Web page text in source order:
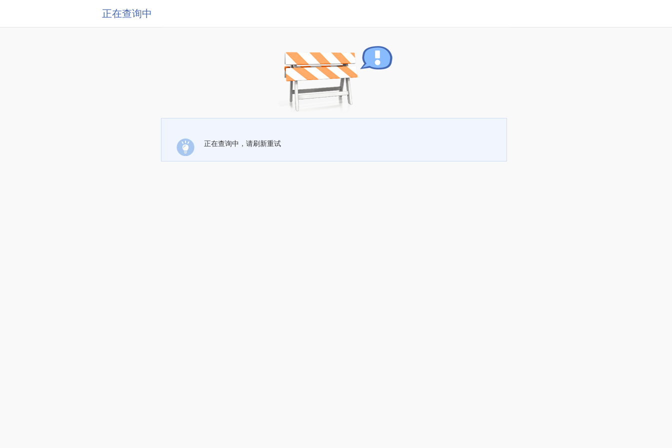
正在查询中
正在查询中，请刷新重试